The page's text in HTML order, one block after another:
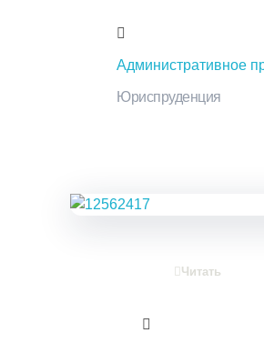
Административное
Юриспруденция
Читать